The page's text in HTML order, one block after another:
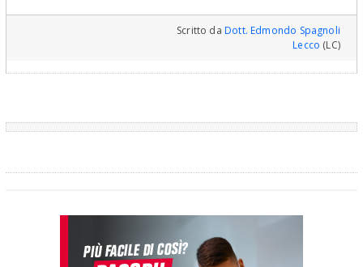
Scritto daDott. Edmondo Spagnoli
Lecco (LC)